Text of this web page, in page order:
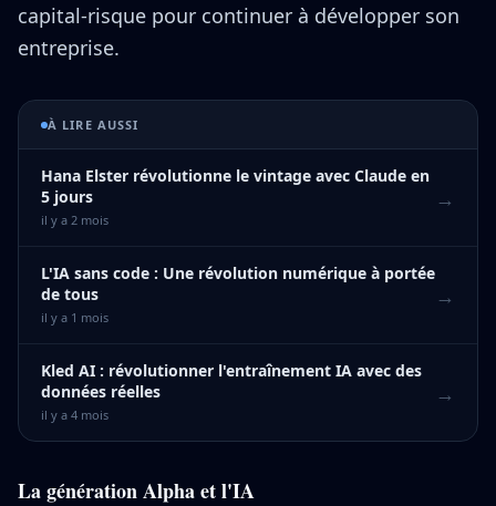
capital-risque pour continuer à développer son
entreprise.
À LIRE AUSSI
Hana Elster révolutionne le vintage avec Claude en
5 jours
il y a 2 mois
→
L'IA sans code : Une révolution numérique à portée
de tous
il y a 1 mois
→
Kled AI : révolutionner l'entraînement IA avec des
données réelles
il y a 4 mois
→
La génération Alpha et l'IA